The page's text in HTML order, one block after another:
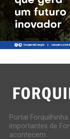
Portal
importantes de
acontecem.